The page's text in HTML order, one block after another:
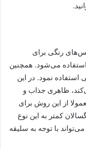
رنگی برای
می‌شود. همچنین
استفاده نمود. در این
ظاهری جذاب و
از این روش برای
کمتر به این نوع
با توجه به سلیقه